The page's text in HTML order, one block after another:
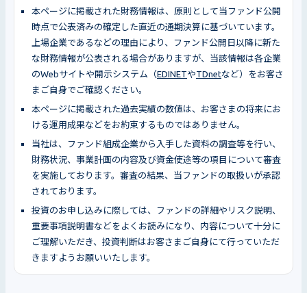
本ページに掲載された財務情報は、原則として当ファンド公開
時点で公表済みの確定した直近の通期決算に基づいています。
上場企業であるなどの理由により、ファンド公開日以降に新た
な財務情報が公表される場合がありますが、当該情報は各企業
のWebサイトや開示システム（EDINETやTDnetなど）をお客さ
まご自身でご確認ください。
本ページに掲載された過去実績の数値は、お客さまの将来にお
ける運用成果などをお約束するものではありません。
当社は、ファンド組成企業から入手した資料の調査等を行い、
財務状況、事業計画の内容及び資金使途等の項目について審査
を実施しております。審査の結果、当ファンドの取扱いが承認
されております。
投資のお申し込みに際しては、ファンドの詳細やリスク説明、
重要事項説明書などをよくお読みになり、内容について十分に
ご理解いただき、投資判断はお客さまご自身にて行っていただ
きますようお願いいたします。